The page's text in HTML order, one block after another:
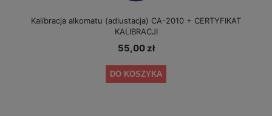
Kalibracja alkomatu (adiustacja) CA-2010 + CERTYFIKAT
KALIBRACJI
55,00 zł
DO KOSZYKA